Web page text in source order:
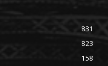
831
823
158